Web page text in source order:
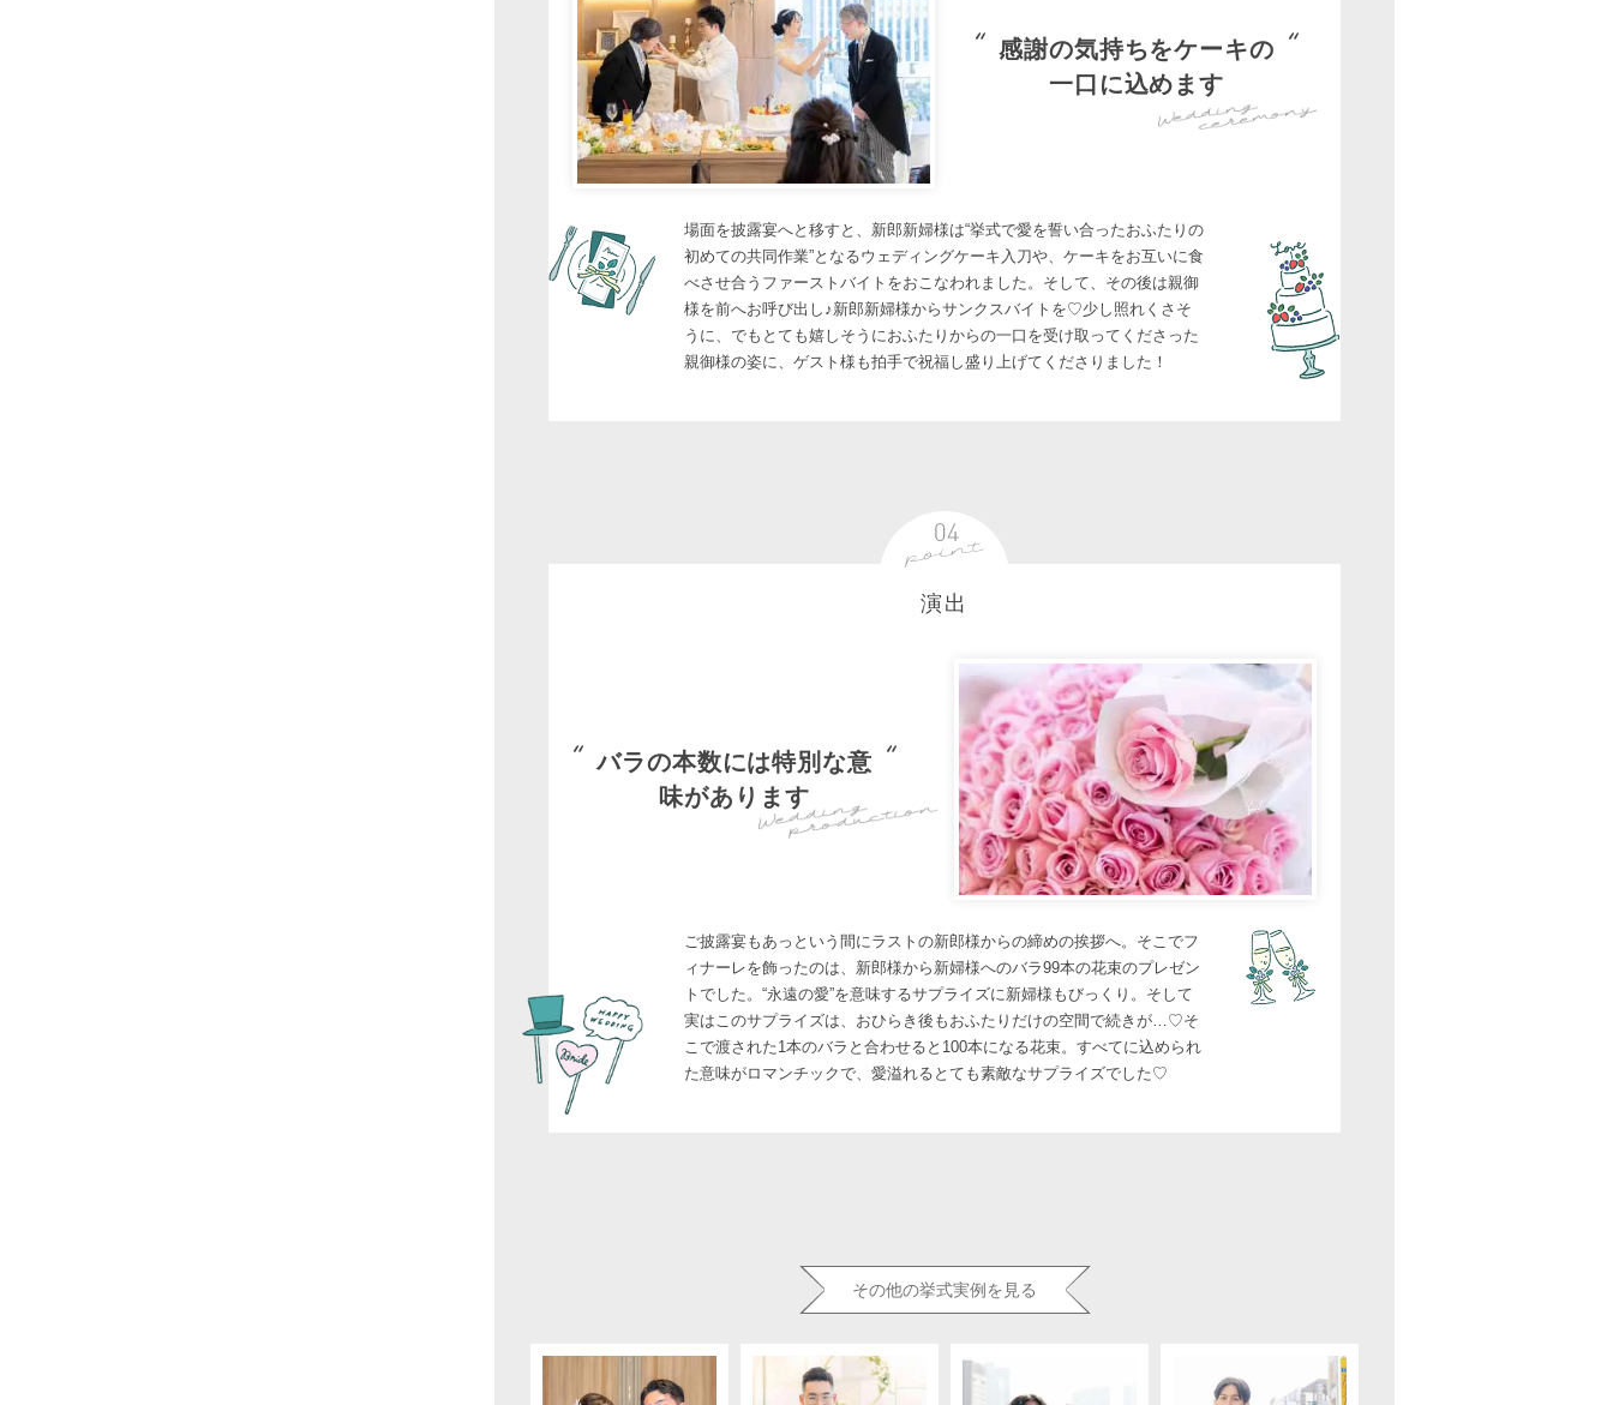
感謝の気持ちをケーキの
一口に込めます
場面を披露宴へと移すと、新郎新婦様は“挙式で愛を誓い合ったおふたりの
初めての共同作業”となるウェディングケーキ入刀や、ケーキをお互いに食
べさせ合うファーストバイトをおこなわれました。そして、その後は親御
様を前へお呼び出し♪新郎新婦様からサンクスバイトを♡少し照れくさそ
うに、でもとても嬉しそうにおふたりからの一口を受け取ってくださった
親御様の姿に、ゲスト様も拍手で祝福し盛り上げてくださりました！
演出
バラの本数には特別な意
味があります
ご披露宴もあっという間にラストの新郎様からの締めの挨拶へ。そこでフ
ィナーレを飾ったのは、新郎様から新婦様へのバラ99本の花束のプレゼン
トでした。“永遠の愛”を意味するサプライズに新婦様もびっくり。そして
実はこのサプライズは、おひらき後もおふたりだけの空間で続きが…♡そ
こで渡された1本のバラと合わせると100本になる花束。すべてに込められ
た意味がロマンチックで、愛溢れるとても素敵なサプライズでした♡
その他の挙式実例を見る